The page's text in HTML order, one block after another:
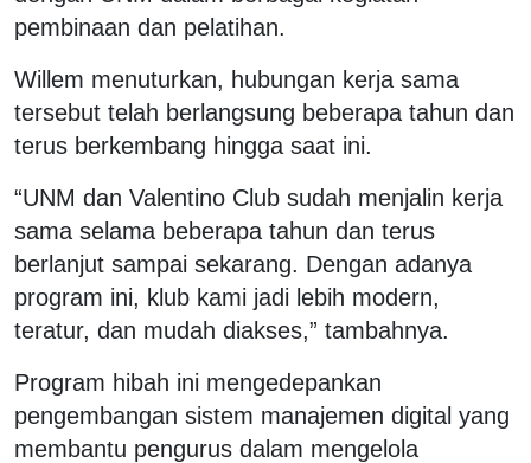
pembinaan dan pelatihan.
Willem menuturkan, hubungan kerja sama
tersebut telah berlangsung beberapa tahun dan
terus berkembang hingga saat ini.
“UNM dan Valentino Club sudah menjalin kerja
sama selama beberapa tahun dan terus
berlanjut sampai sekarang. Dengan adanya
program ini, klub kami jadi lebih modern,
teratur, dan mudah diakses,” tambahnya.
Program hibah ini mengedepankan
pengembangan sistem manajemen digital yang
membantu pengurus dalam mengelola